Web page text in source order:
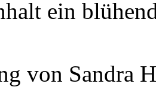
ein
von Sandra